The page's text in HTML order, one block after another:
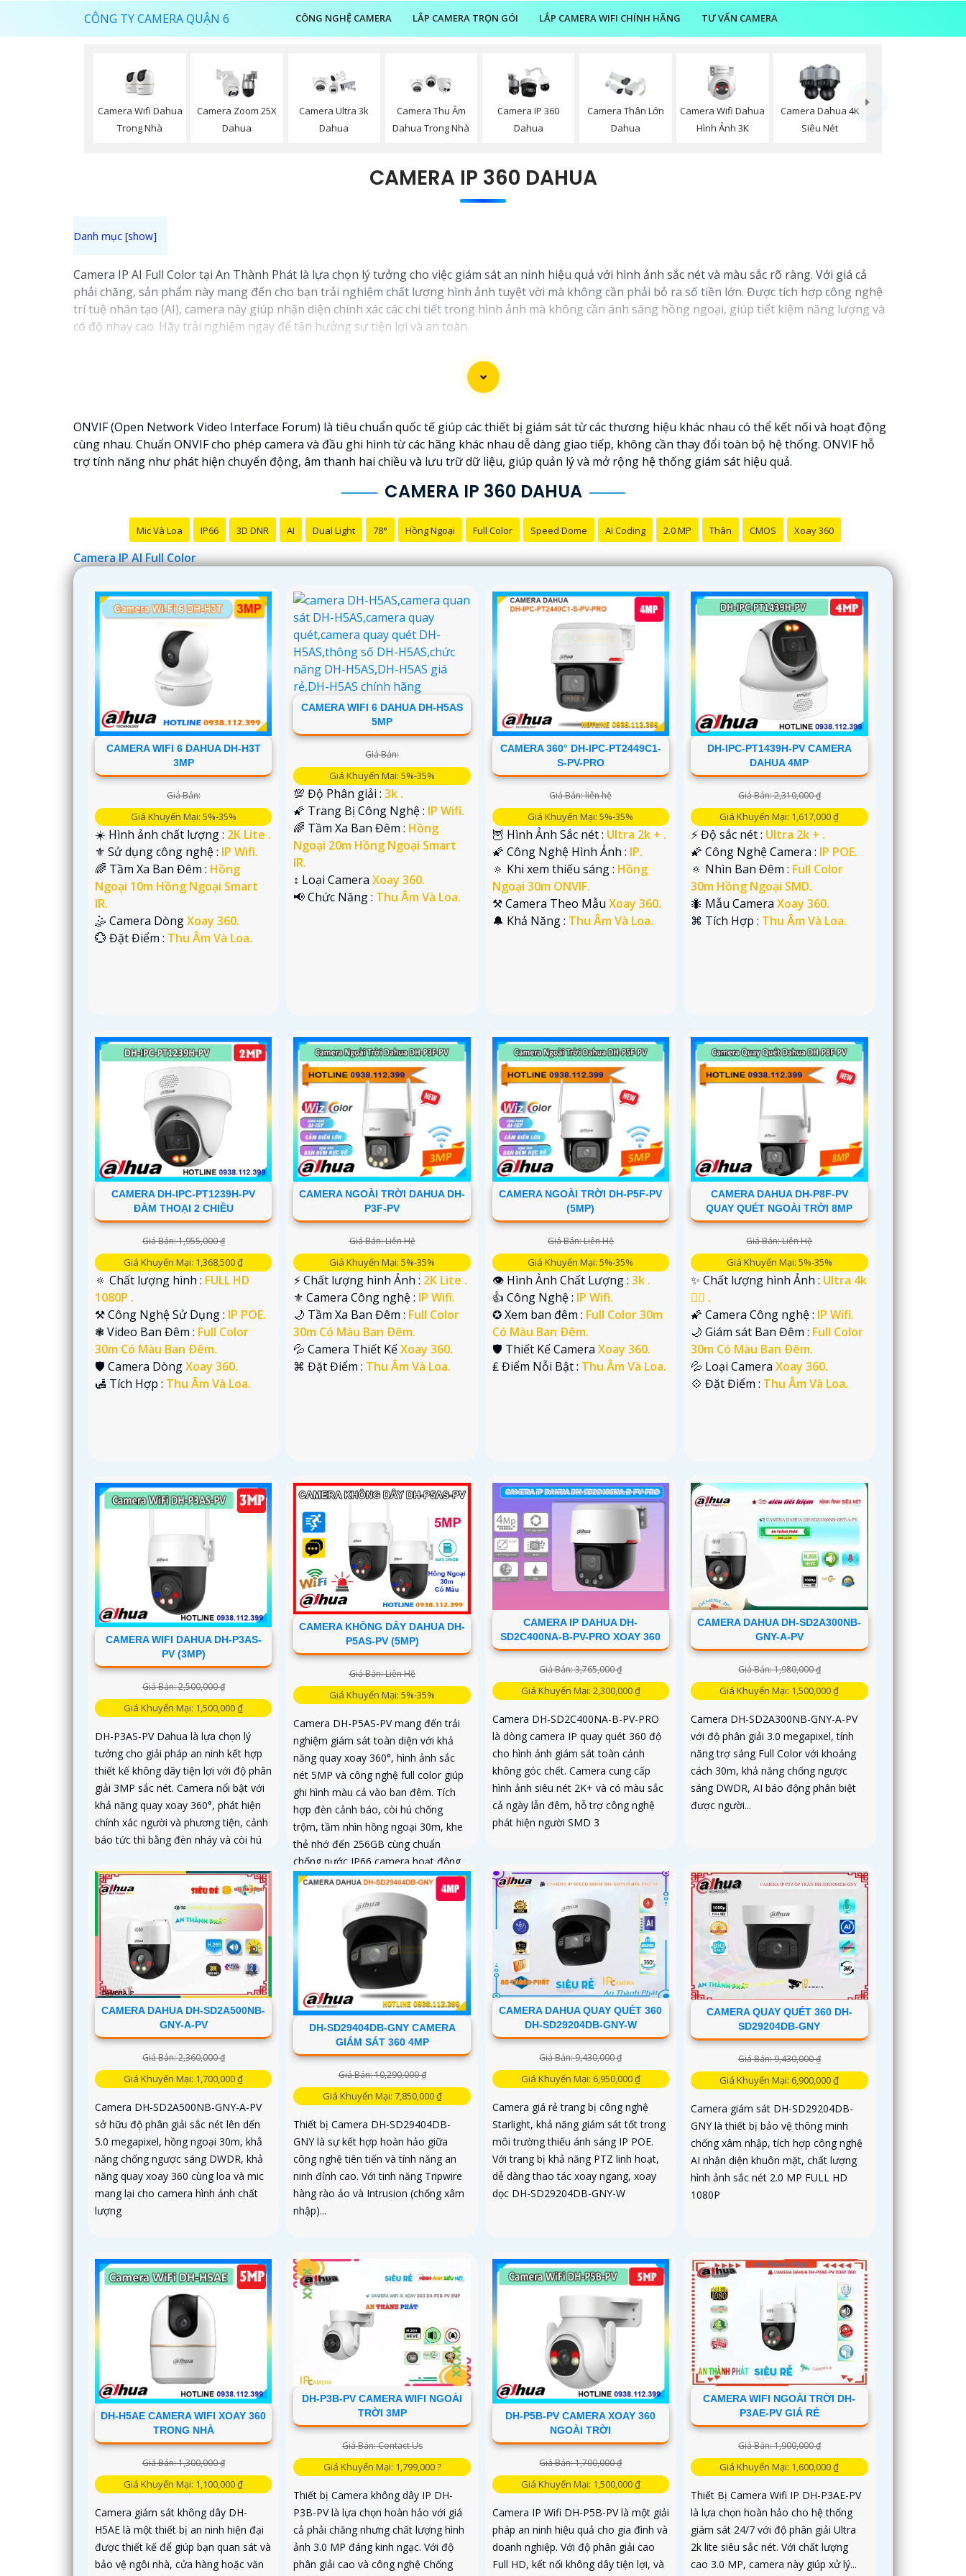
CÔNG TY CAMERA QUẬN 6 CÔNG NGHỆ CAMERA LẮP CAMERA TRỌN GÓI LẮP CAMERA WIFI CHÍNH HÃNG TƯ VẤN CAMERA
Camera Wifi Dahua
Trong Nhà
Camera Zoom 25X
Dahua
Camera Ultra 3k
Dahua
Camera Thu Âm
Dahua Trong Nhà
Camera IP 360
Dahua
Camera Thân Lớn
Dahua
Camera Wifi Dahua
Hình Ảnh 3K
Camera Dahua 4K
Siêu Nét
CAMERA IP 360 DAHUA
Camera IP AI Full Color tại An Thành Phát là lựa chọn lý tưởng cho việc giám sát an ninh hiệu quả với hình ảnh sắc nét và màu sắc rõ ràng. Với giá cả
phải chăng, sản phẩm này mang đến cho bạn trải nghiệm chất lượng hình ảnh tuyệt vời mà không cần phải bỏ ra số tiền lớn. Được tích hợp công nghệ
trí tuệ nhân tạo (AI), camera này giúp nhận diện chính xác các chi tiết trong hình ảnh mà không cần ánh sáng hồng ngoại, giúp tiết kiệm năng lượng và
có độ nhạy cao. Hãy trải nghiệm ngay để tận hưởng sự tiện lợi và an toàn.
ONVIF (Open Network Video Interface Forum) là tiêu chuẩn quốc tế giúp các thiết bị giám sát từ các thương hiệu khác nhau có thể kết nối và hoạt động
cùng nhau. Chuẩn ONVIF cho phép camera và đầu ghi hình từ các hãng khác nhau dễ dàng giao tiếp, không cần thay đổi toàn bộ hệ thống. ONVIF hỗ
trợ tính năng như phát hiện chuyển động, âm thanh hai chiều và lưu trữ dữ liệu, giúp quản lý và mở rộng hệ thống giám sát hiệu quả.
CAMERA IP 360 DAHUA
Mic Và Loa IP66 3D DNR AI Dual Light 78° Hồng Ngoại Full Color Speed Dome AI Coding 2.0 MP Thân CMOS Xoay 360
Camera IP AI Full Color
CAMERA WIFI 6 DAHUA DH-H3T
3MP
Giá Bán:
Giá Khuyến Mại: 5%-35%
☀️ Hình ảnh chất lượng : 2K Lite .
⚜️ Sử dụng công nghệ : IP Wifi.
🌈 Tầm Xa Ban Đêm : Hồng
Ngoại 10m Hồng Ngoại Smart
IR.
🤹 Camera DòngXoay 360.
️💮 Đặt Điểm : Thu Âm Và Loa.
CAMERA WIFI 6 DAHUA DH-H5AS
5MP
Giá Bán:
Giá Khuyến Mại: 5%-35%
💯 Độ Phân giải :3k .
🌠 Trang Bị Công Nghệ : IP Wifi.
🌈 Tầm Xa Ban Đêm : Hồng
Ngoại 20m Hồng Ngoại Smart
IR.
↕️ Loại CameraXoay 360.
️📢 Chức Năng : Thu Âm Và Loa.
CAMERA 360° DH-IPC-PT2449C1-
S-PV-PRO
Giá Bán: liên hệ
Giá Khuyến Mại: 5%-35%
🦉 Hình Ảnh Sắc nét : Ultra 2k + .
🌠 Công Nghệ Hình Ảnh : IP.
🔅 Khi xem thiếu sáng : Hồng
Ngoại 30m ONVIF.
⚒ Camera Theo Mẫu Xoay 360.
️🔔 Khả Năng : Thu Âm Và Loa.
DH-IPC-PT1439H-PV CAMERA
DAHUA 4MP
Giá Bán: 2,310,000 ₫
Giá Khuyến Mại: 1,617,000 ₫
️⚡ Độ sắc nét : Ultra 2k + .
🌠 Công Nghệ Camera : IP POE.
🔅 Nhìn Ban Đêm : Full Color
30m Hồng Ngoại SMD.
🐜 Mẫu CameraXoay 360.
️⌘ Tích Hợp : Thu Âm Và Loa.
CAMERA DH-IPC-PT1239H-PV
ĐÀM THOẠI 2 CHIỀU
Giá Bán: 1,955,000 ₫
Giá Khuyến Mại: 1,368,500 ₫
🔅 Chất lượng hình : FULL HD
1080P .
⚒ Công Nghệ Sử Dụng : IP POE.
❃ Video Ban Đêm : Full Color
30m Có Màu Ban Ðêm.
🛡 Camera DòngXoay 360.
️🛃 Tích Hợp : Thu Âm Và Loa.
CAMERA NGOÀI TRỜI DAHUA DH-
P3F-PV
Giá Bán: Liên Hệ
Giá Khuyến Mại: 5%-35%
️⚡ Chất lượng hình Ảnh : 2K Lite .
⚜️ Camera Công nghệ : IP Wifi.
🌙 Tầm Xa Ban Đêm : Full Color
30m Có Màu Ban Ðêm.
💦 Camera Thiết KếXoay 360.
️⌘ Đặt Điểm : Thu Âm Và Loa.
CAMERA NGOÀI TRỜI DH-P5F-PV
(5MP)
Giá Bán: Liên Hệ
Giá Khuyến Mại: 5%-35%
👁 Hình Ành Chất Lượng : 3k .
👍 Công Nghệ : IP Wifi.
✪ Xem ban đêm : Full Color 30m
Có Màu Ban Ðêm.
🛡 Thiết Kế Camera Xoay 360.
️₤ Điểm Nỗi Bật : Thu Âm Và Loa.
CAMERA DAHUA DH-P8F-PV
QUAY QUÉT NGOÀI TRỜI 8MP
Giá Bán: Liên Hệ
Giá Khuyến Mại: 5%-35%
✨ Chất lượng hình Ảnh : Ultra 4k
👍🏾 .
🌠 Camera Công nghệ : IP Wifi.
🌙 Giám sát Ban Đêm : Full Color
30m Có Màu Ban Ðêm.
💦 Loại CameraXoay 360.
️💠 Đặt Điểm : Thu Âm Và Loa.
CAMERA WIFI DAHUA DH-P3AS-
PV (3MP)
Giá Bán: 2,500,000 ₫
Giá Khuyến Mại: 1,500,000 ₫
DH-P3AS-PV Dahua là lựa chọn lý
tưởng cho giải pháp an ninh kết hợp
thiết kế không dây tiện lợi với độ phân
giải 3MP sắc nét. Camera nổi bật với
khả năng quay xoay 360°, phát hiện
chính xác người và phương tiện, cảnh
báo tức thì bằng đèn nháy và còi hú
CAMERA KHÔNG DÂY DAHUA DH-
P5AS-PV (5MP)
Giá Bán: Liên Hệ
Giá Khuyến Mại: 5%-35%
Camera DH-P5AS-PV mang đến trải
nghiệm giám sát toàn diện với khả
năng quay xoay 360°, hình ảnh sắc
nét 5MP và công nghệ full color giúp
ghi hình màu cả vào ban đêm. Tích
hợp đèn cảnh báo, còi hú chống
trộm, tầm nhìn hồng ngoại 30m, khe
thẻ nhớ đến 256GB cùng chuẩn
chống nước IP66 camera hoạt động
ổn định trong mọi điều kiện
CAMERA IP DAHUA DH-
SD2C400NA-B-PV-PRO XOAY 360
Giá Bán: 3,765,000 ₫
Giá Khuyến Mại: 2,300,000 ₫
Camera DH-SD2C400NA-B-PV-PRO
là dòng camera IP quay quét 360 độ
cho hình ảnh giám sát toàn cảnh
không góc chết. Camera cung cấp
hình ảnh siêu nét 2K+ và có màu sắc
cả ngày lẫn đêm, hỗ trợ công nghệ
phát hiện người SMD 3
CAMERA DAHUA DH-SD2A300NB-
GNY-A-PV
Giá Bán: 1,980,000 ₫
Giá Khuyến Mại: 1,500,000 ₫
Camera DH-SD2A300NB-GNY-A-PV
với độ phân giải 3.0 megapixel, tính
năng trợ sáng Full Color với khoảng
cách 30m, khả năng chống ngược
sáng DWDR, AI báo động phân biệt
được người...
CAMERA DAHUA DH-SD2A500NB-
GNY-A-PV
Giá Bán: 2,360,000 ₫
Giá Khuyến Mại: 1,700,000 ₫
Camera DH-SD2A500NB-GNY-A-PV
sở hữu độ phân giải sắc nét lên dến
5.0 megapixel, hồng ngoại 30m, khẳ
năng chống ngược sáng DWDR, khả
năng quay xoay 360 cùng loa và mic
mang lại cho camera hình ảnh chất
lượng
DH-SD29404DB-GNY CAMERA
GIÁM SÁT 360 4MP
Giá Bán: 10,290,000 ₫
Giá Khuyến Mại: 7,850,000 ₫
Thiết bị Camera DH-SD29404DB-
GNY là sự kết hợp hoàn hảo giữa
công nghệ tiên tiến và tính năng an
ninh đỉnh cao. Với tinh năng Tripwire
hàng rào ảo và Intrusion (chống xâm
nhập)...
CAMERA DAHUA QUAY QUÉT 360
DH-SD29204DB-GNY-W
Giá Bán: 9,430,000 ₫
Giá Khuyến Mại: 6,950,000 ₫
Camera giá rẻ trang bị công nghệ
Starlight, khả năng giám sát tốt trong
môi trường thiếu ánh sáng IP POE.
Với trang bị khả năng PTZ linh hoạt,
dễ dàng thao tác xoay ngang, xoay
dọc DH-SD29204DB-GNY-W
CAMERA QUAY QUÉT 360 DH-
SD29204DB-GNY
Giá Bán: 9,430,000 ₫
Giá Khuyến Mại: 6,900,000 ₫
Camera giám sát DH-SD29204DB-
GNY là thiết bị bảo vệ thông minh
chống xâm nhập, tích hợp công nghệ
AI nhận diện khuôn mặt, chất lượng
hình ảnh sắc nét 2.0 MP FULL HD
1080P
DH-H5AE CAMERA WIFI XOAY 360
TRONG NHÀ
Giá Bán: 1,300,000 ₫
Giá Khuyến Mại: 1,100,000 ₫
Camera giám sát không dây DH-
H5AE là một thiết bị an ninh hiện đại
được thiết kế để giúp bạn quan sát và
bảo vệ ngôi nhà, cửa hàng hoặc văn
DH-P3B-PV CAMERA WIFI NGOÀI
TRỜI 3MP
Giá Bán: Contact Us
Giá Khuyến Mại: 1,799,000 ?
Thiết bị Camera không dây IP DH-
P3B-PV là lựa chọn hoàn hảo với giá
cả phải chăng nhưng chất lượng hình
ảnh 3.0 MP đáng kinh ngạc. Với độ
phân giải cao và công nghệ Chống
DH-P5B-PV CAMERA XOAY 360
NGOÀI TRỜI
Giá Bán: 1,700,000 ₫
Giá Khuyến Mại: 1,500,000 ₫
Camera IP Wifi DH-P5B-PV là một giải
pháp an ninh hiệu quả cho gia đình và
doanh nghiệp. Với độ phân giải cao
Full HD, kết nối không dây tiện lợi, và
CAMERA WIFI NGOÀI TRỜI DH-
P3AE-PV GIÁ RẺ
Giá Bán: 1,900,000 ₫
Giá Khuyến Mại: 1,600,000 ₫
Thiết Bị Camera Wifi IP DH-P3AE-PV
là lựa chọn hoàn hảo cho hệ thống
giám sát 24/7 với độ phân giải Ultra
2k lite siêu sắc nét. Với chất lượng
cao 3.0 MP, camera này giúp xử lý...